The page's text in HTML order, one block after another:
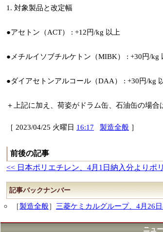
1. 対象製品と改定幅
●アセトン（ACT） : +12円/kg 以上
●メチルイソブチルケトン（MIBK） : +30円/kg
●ダイアセトンアルコール（DAA） : +30円/kg
＋上記に加え、荷姿がドラム缶、石油缶の場
［ 2023/04/25 火曜日 16:17 製造全般 ］
前後の記事
<< 日本ポリエチレン、4月1日納入分よりポ
記事バックナンバー
［製造全般］ 三菱ケミカルグループ、4月26
ニュ